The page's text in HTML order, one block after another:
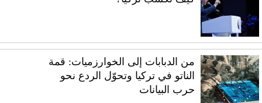
من الدبابات إلى الخوارزميات: قمة
الناتو في تركيا وتحوّل الردع نحو
حرب البيانات